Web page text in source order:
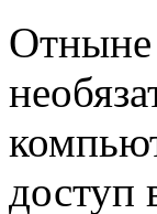
Отныне
доступ